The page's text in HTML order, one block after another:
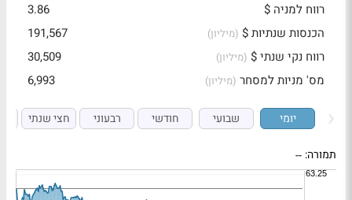
רווח למניה $
3.86
הכנסות שנתיות $ (מיליון)
191,567
רווח נקי שנתי $ (מיליון)
30,509
מס' מניות למסחר (מיליון) 6,993
יומי שבועי חודשי רבעוני חצי שנתי
תמורה: --